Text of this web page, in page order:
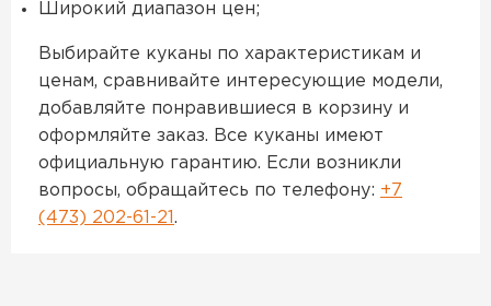
Широкий диапазон цен;
Выбирайте куканы по характеристикам и
ценам, сравнивайте интересующие модели,
добавляйте понравившиеся в корзину и
оформляйте заказ. Все куканы имеют
официальную гарантию. Если возникли
вопросы, обращайтесь по телефону: +7
(473) 202-61-21 .